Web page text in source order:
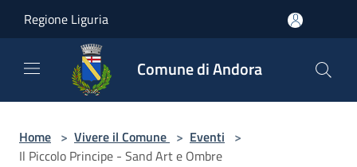
Regione Liguria
Comune di Andora
Home > Vivere il Comune > Eventi >
Il Piccolo Principe - Sand Art e Ombre